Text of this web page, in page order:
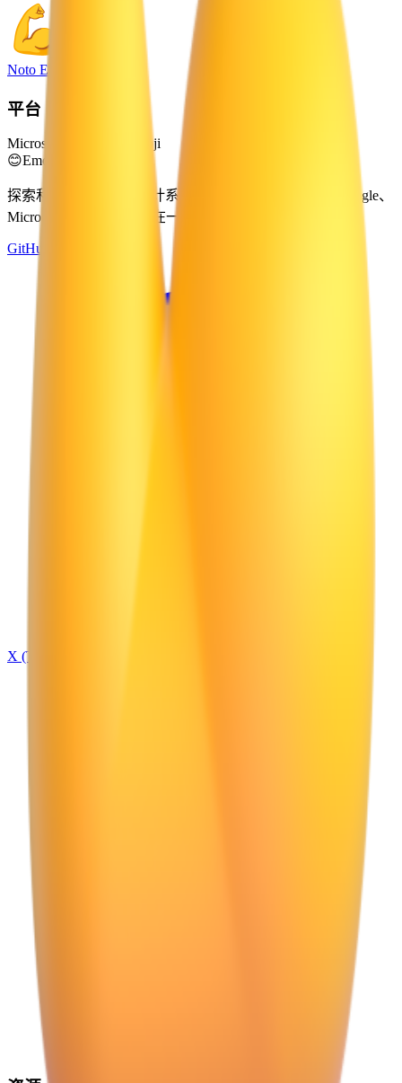
Noto Emoji
平台
Microsoft 3D Fluent Emoji
😊Emoji Directory
探索和下载来自多个设计系统的表情符号 — Apple、Google、
Microsoft 等，全部集中在一个地方。
GitHub
X (Twitter)